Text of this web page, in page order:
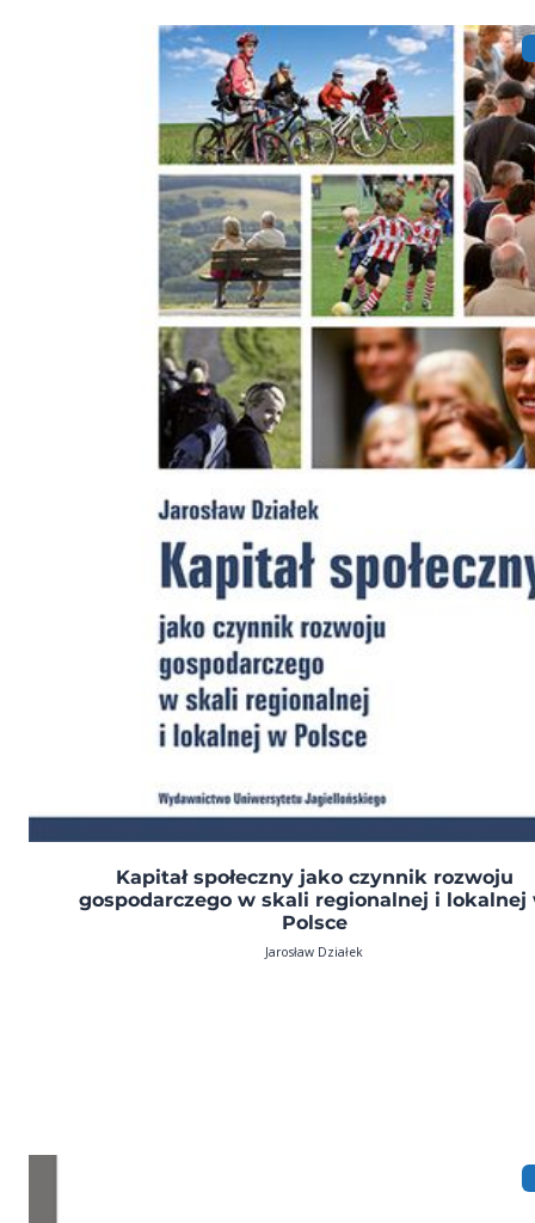
Kapitał społeczny jako czynnik rozwoju
gospodarczego w skali regionalnej i lokalnej
Polsce
Jarosław Działek